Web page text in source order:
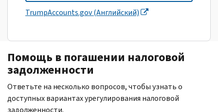
TrumpAccounts.gov (Английский)
Помощь в погашении налоговой
задолженности
Ответьте на несколько вопросов, чтобы узнать о
доступных вариантах урегулирования налоговой
задолженности.